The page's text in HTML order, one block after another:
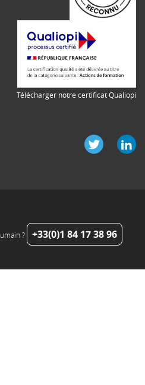
Télécharger notre certificat Qualiopi
? +33(0)1 84 17 38 96